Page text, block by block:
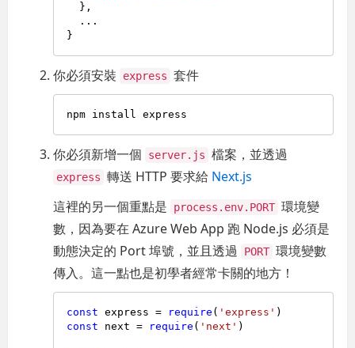
} ,
}
你必須安裝 express 套件
你必須新增一個 server.js 檔案，並透過
express 轉送 HTTP 要求給 Next.js
這裡的另一個重點是
process.env.PORT 環境變
數，因為要在 Azure Web App 跑 Node.js 必須是
動態決定的 Port 埠號，並且透過
PORT 環境變數
傳入。這一點也是初學者經常卡關的地方！
const express = require ( 'express'
const next = require ( 'next' )